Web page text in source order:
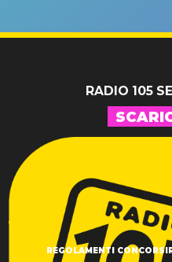
RADIO 105
REGOLAMENTI CONCORSI